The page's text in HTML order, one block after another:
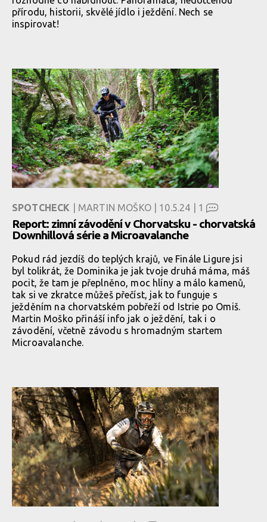
přírodu, historii, skvělé jídlo i ježdění. Nech se
inspirovat!
SPOTCHECK | MARTIN MOŠKO | 10.5.24 | 1
Report: zimní závodění v Chorvatsku - chorvatská
Downhillová série a Microavalanche
Pokud rád jezdíš do teplých krajů, ve Finále Ligure jsi
byl tolikrát, že Dominika je jak tvoje druhá máma, máš
pocit, že tam je přeplněno, moc hlíny a málo kamenů,
tak si ve zkratce můžeš přečíst, jak to funguje s
ježděním na chorvatském pobřeží od Istrie po Omiš.
Martin Moško přináší info jak o ježdění, tak i o
závodění, včetně závodu s hromadným startem
Microavalanche.